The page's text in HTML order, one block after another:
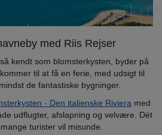
med Riis Rejser
kendt som blomsterkysten, byder på
til at få en ferie, med udsigt til
de fantastiske bygninger.
- Den italienske Riviera med
udflugter, afslapning og velvære. Dét
turister vil misunde.